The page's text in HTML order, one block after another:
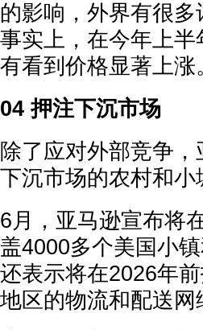
的影响，外界有很
事实上，在今年上
有看到价格显著上涨
04 押注下沉市场
除了应对外部竞争
下沉市场的农村和
6月，亚马逊宣布将
盖4000多个美国小
还表示将在2026年
地区的物流和配送网